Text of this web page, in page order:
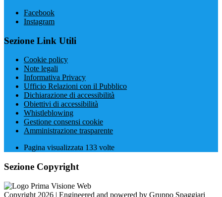
Facebook
Instagram
Sezione Link Utili
Cookie policy
Note legali
Informativa Privacy
Ufficio Relazioni con il Pubblico
Dichiarazione di accessibilità
Obiettivi di accessibilità
Whistleblowing
Gestione consensi cookie
Amministrazione trasparente
Pagina visualizzata 133 volte
Sezione Copyright
Copyright 2026 | Engineered and powered by Gruppo Spaggiari